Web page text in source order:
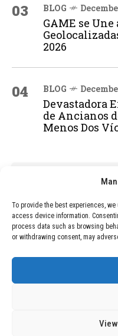
To provide the best experiences,
access device information.
process data such as browsing
or withdrawing consent, may
03 BLOG
GAME se Une
2026
04 BLOG
Devastadora
de Ancianos
Menos Dos